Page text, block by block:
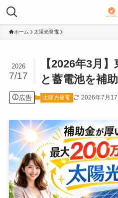
ホーム 太陽光発電
【2026年3月
と蓄電池を補
2026
7/17
広告 太陽光発電 2026年7月17